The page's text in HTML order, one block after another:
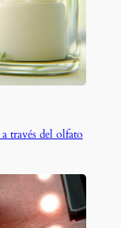
través del olfato